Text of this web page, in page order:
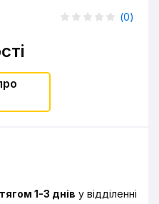
(0)
1-3 днів у відділенні